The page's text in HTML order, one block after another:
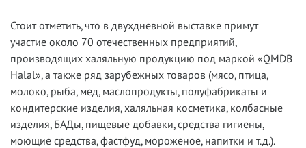
Стоит отметить, что в двухдневной выставке примут
участие около 70 отечественных предприятий,
производящих халяльную продукцию под маркой «QMDB
Halal», а также ряд зарубежных товаров (мясо, птица,
молоко, рыба, мед, маслопродукты, полуфабрикаты и
кондитерские изделия, халяльная косметика, колбасные
изделия, БАДы, пищевые добавки, средства гигиены,
моющие средства, фастфуд, мороженое, напитки и т.д.).